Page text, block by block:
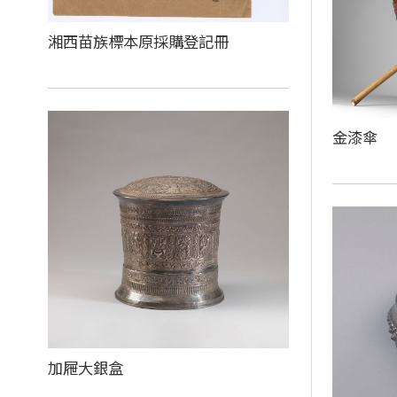
湘西苗族標本原採購登記冊
金漆傘
加屜大銀盒